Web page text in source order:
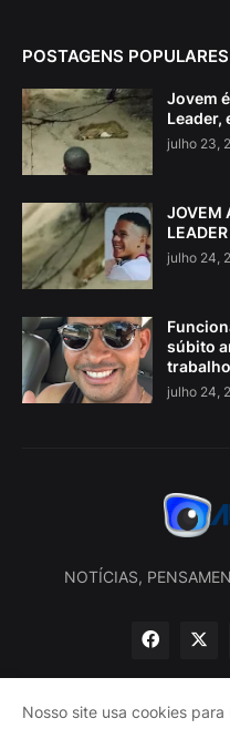
POSTAGENS POPULARES
Jovem
Leader,
julho 23,
JOVEM
julho 24,
súbito
julho 24,
NOTÍCIAS,
Nosso site usa cookies